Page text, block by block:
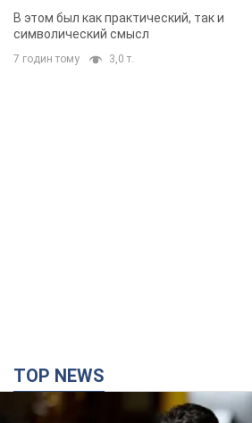
В этом был как практический, так и
символический смысл
7 годин тому 3,0 т.
TOP NEWS